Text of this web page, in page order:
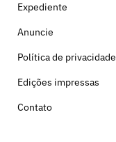
Expediente
Anuncie
Política de privacidade
Edições impressas
Contato